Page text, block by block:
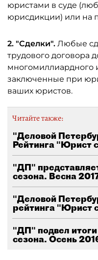
юристами в суде
юрисдикции) или на
2. "Сделки". Любые
трудового договора
многомиллиардного
заключенные при
ваших юристов.
Читайте также:
"Деловой
Рейтинга "Юрист
"ДП"
сезона. Весна
"Деловой
рейтинга "Юрист
"ДП" подвел
сезона. Осень